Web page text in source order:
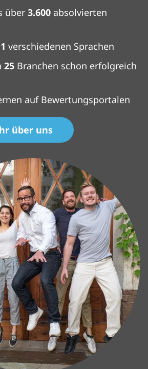
über 3.600 absolvierten
verschiedenen Sprachen
25 Branchen schon erfolgreich
auf Bewertungsportalen
über uns